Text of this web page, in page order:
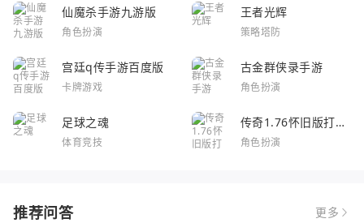
仙魔杀手游九游版
角色扮演
王者光辉
策略塔防
宫廷q传手游百度版
卡牌游戏
古金群侠录手游
角色扮演
足球之魂
体育竞技
传奇1.76怀旧版打金
服
角色扮演
推荐问答 更多